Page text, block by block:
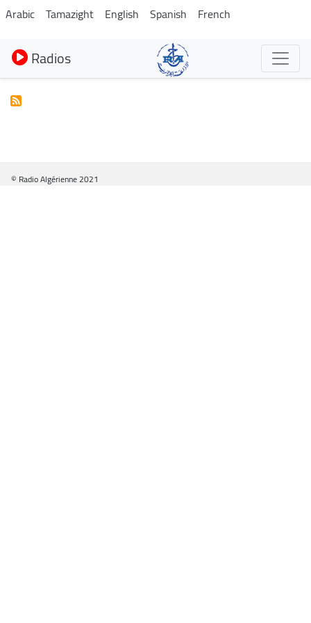
Aller
au
contenu
principal
Arabic Tamazight English Spanish French
Radios
© Radio Algérienne 2021